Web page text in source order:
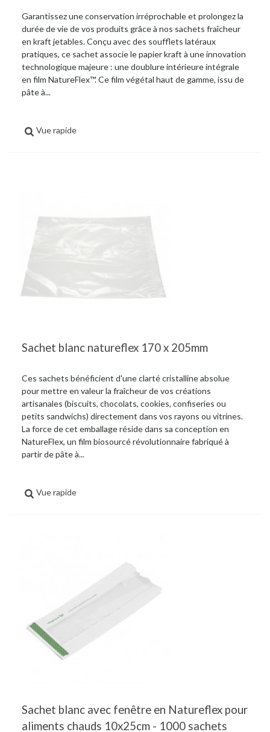
Garantissez une conservation irréprochable et prolongez la
durée de vie de vos produits grâce à nos sachets fraîcheur
en kraft jetables. Conçu avec des soufflets latéraux
pratiques, ce sachet associe le papier kraft à une innovation
technologique majeure : une doublure intérieure intégrale
en film NatureFlex™. Ce film végétal haut de gamme, issu de
pâte à...
Vue rapide
Sachet blanc natureflex 170 x 205mm
Ces sachets bénéficient d'une clarté cristalline absolue
pour mettre en valeur la fraîcheur de vos créations
artisanales (biscuits, chocolats, cookies, confiseries ou
petits sandwichs) directement dans vos rayons ou vitrines.
La force de cet emballage réside dans sa conception en
NatureFlex, un film biosourcé révolutionnaire fabriqué à
partir de pâte à...
Vue rapide
Sachet blanc avec fenêtre en Natureflex pour
aliments chauds 10x25cm - 1000 sachets